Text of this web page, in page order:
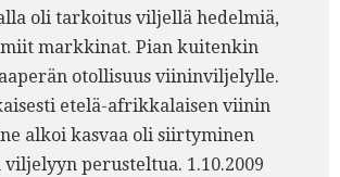
oli tarkoitus viljellä hedelmiä,
markkinat. Pian kuitenkin
otollisuus viininviljelylle.
etelä-afrikkalaisen viinin
alkoi kasvaa oli siirtyminen
perusteltua. 1.10.2009